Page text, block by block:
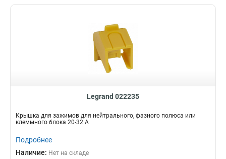
Legrand 022235
Крышка для зажимов для нейтрального, фазного полюса или
клеммного блока 20-32 A
Подробнее
Наличие: Нет на складе